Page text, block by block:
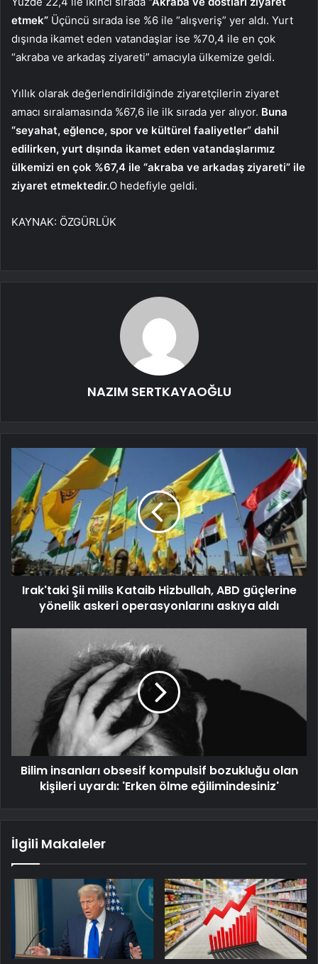
etmek” Üçüncü sırada ise %6 ile “alışveriş” yer aldı. Yurt
dışında ikamet eden vatandaşlar ise %70,4 ile en çok
“akraba ve arkadaş ziyareti” amacıyla ülkemize geldi.
Yıllık olarak değerlendirildiğinde ziyaretçilerin ziyaret
amacı sıralamasında %67,6 ile ilk sırada yer alıyor. Buna
“seyahat, eğlence, spor ve kültürel faaliyetler” dahil
edilirken, yurt dışında ikamet eden vatandaşlarımız
ülkemizi en çok %67,4 ile “akraba ve arkadaş ziyareti” ile
ziyaret etmektedir.O hedefiyle geldi.
KAYNAK: ÖZGÜRLÜK
NAZIM SERTKAYAOĞLU
Irak'taki Şii milis Kataib Hizbullah, ABD güçlerine
yönelik askeri operasyonlarını askıya aldı
Bilim insanları obsesif kompulsif bozukluğu olan
kişileri uyardı: 'Erken ölme eğilimindesiniz'
İlgili Makaleler